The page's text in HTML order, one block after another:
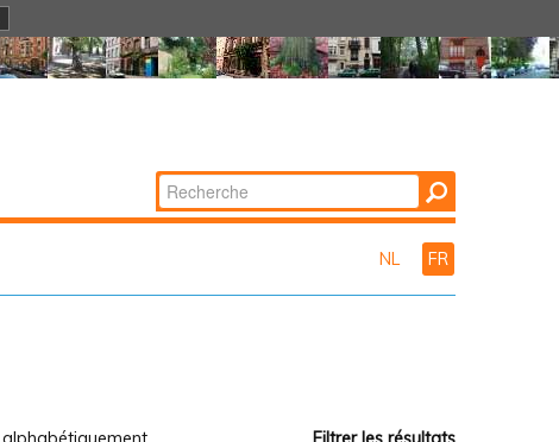
Chercher par
Recherche
NL FR